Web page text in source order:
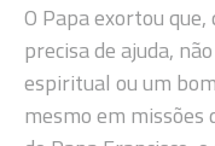
O Papa exortou
precisa de ajuda,
espiritual ou um
mesmo em